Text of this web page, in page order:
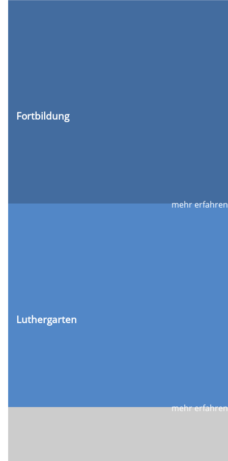
Fortbildung
mehr erfahren
Luthergarten
mehr erfahren